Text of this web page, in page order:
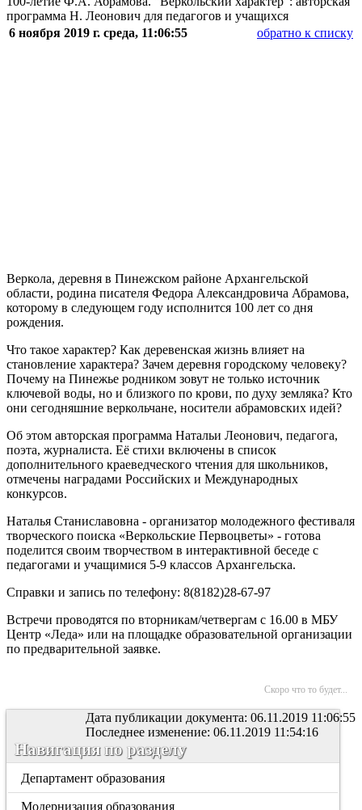
программа Н. Леонович для педагогов и учащихся
6 ноября 2019 г. среда, 11:06:55
обратно к списку
Веркола, деревня в Пинежском районе Архангельской
области, родина писателя Федора Александровича Абрамова,
которому в следующем году исполнится 100 лет со дня
рождения.
Что такое характер? Как деревенская жизнь влияет на
становление характера? Зачем деревня городскому человеку?
Почему на Пинежье родником зовут не только источник
ключевой воды, но и близкого по крови, по духу земляка? Кто
они сегодняшние веркольчане, носители абрамовских идей?
Об этом авторская программа Натальи Леонович, педагога,
поэта, журналиста. Её стихи включены в список
дополнительного краеведческого чтения для школьников,
отмечены наградами Российских и Международных
конкурсов.
Наталья Станиславовна - организатор молодежного фестиваля
творческого поиска «Веркольские Первоцветы» - готова
поделится своим творчеством в интерактивной беседе с
педагогами и учащимися 5-9 классов Архангельска.
Справки и запись по телефону: 8(8182)28-67-97
Встречи проводятся по вторникам/четвергам с 16.00 в МБУ
Центр «Леда» или на площадке образовательной организации
по предварительной заявке.
Скоро что то будет...
Дата публикации документа: 06.11.2019 11:06:55
Последнее изменение: 06.11.2019 11:54:16
Навигация по разделу
Департамент образования
Модернизация образования